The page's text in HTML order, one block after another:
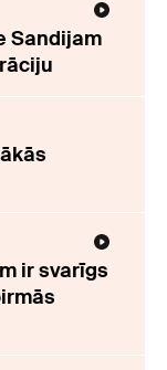
Sandijam
ir svarīgs